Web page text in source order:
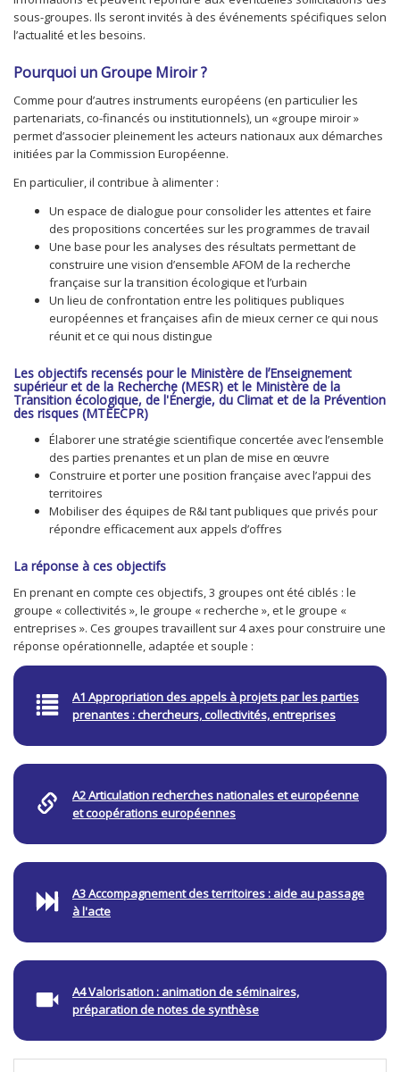
sous-groupes. Ils seront invités à des événements spécifiques selon
l’actualité et les besoins.
Pourquoi un Groupe Miroir ?
Comme pour d’autres instruments européens (en particulier les
partenariats, co-financés ou institutionnels), un «groupe miroir »
permet d’associer pleinement les acteurs nationaux aux démarches
initiées par la Commission Européenne.
En particulier, il contribue à alimenter :
Un espace de dialogue pour consolider les attentes et faire
des propositions concertées sur les programmes de travail
Une base pour les analyses des résultats permettant de
construire une vision d’ensemble AFOM de la recherche
française sur la transition écologique et l’urbain
Un lieu de confrontation entre les politiques publiques
européennes et françaises afin de mieux cerner ce qui nous
réunit et ce qui nous distingue
Les objectifs recensés pour le Ministère de lʼEnseignement
supérieur et de la Recherche (MESR) et le Ministère de la
Transition écologique, de l'Énergie, du Climat et de la Prévention
des risques (MTEECPR)
Élaborer une stratégie scientifique concertée avec l’ensemble
des parties prenantes et un plan de mise en œuvre
Construire et porter une position française avec l’appui des
territoires
Mobiliser des équipes de R&I tant publiques que privés pour
répondre efficacement aux appels d’offres
La réponse à ces objectifs
En prenant en compte ces objectifs, 3 groupes ont été ciblés : le
groupe « collectivités », le groupe « recherche », et le groupe «
entreprises ». Ces groupes travaillent sur 4 axes pour construire une
réponse opérationnelle, adaptée et souple :
A1 Appropriation des appels à projets par les parties
prenantes : chercheurs, collectivités, entreprises
A2 Articulation recherches nationales et européenne
et coopérations européennes
A3 Accompagnement des territoires : aide au passage
à l'acte
A4 Valorisation : animation de séminaires,
préparation de notes de synthèse